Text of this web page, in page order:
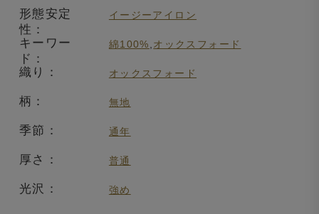
形態安定
性：
イージーアイロン
キーワー
ド：
綿100% オックスフォード
織り： オックスフォード
柄： 無地
季節： 通年
厚さ： 普通
光沢： 強め